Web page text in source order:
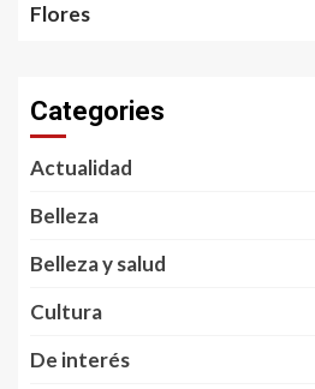
Flores
Categories
Actualidad
Belleza
Belleza y salud
Cultura
De interés